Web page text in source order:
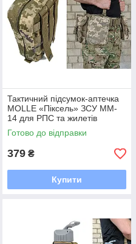
Тактичний підсумок-аптечка
MOLLE «Піксель» ЗСУ MM-
14 для РПС та жилетів
Готово до відправки
379 ₴
Купити